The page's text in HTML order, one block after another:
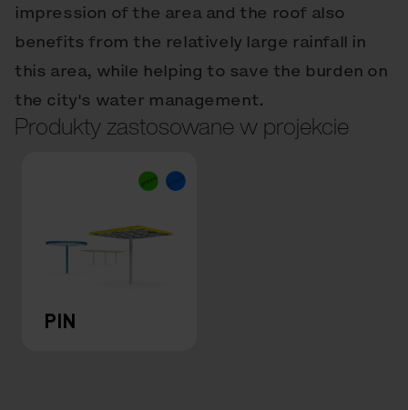
impression of the area and the roof also
benefits from the relatively large rainfall in
this area, while helping to save the burden on
the city's water management.
Produkty zastosowane w projekcie
PIN